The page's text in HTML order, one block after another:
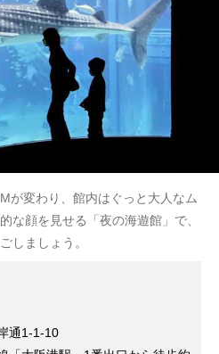
が変わり、館内はぐっと大人なム
な顔を見せる「夜の海遊館」で、
しましょう。
通1-1-10